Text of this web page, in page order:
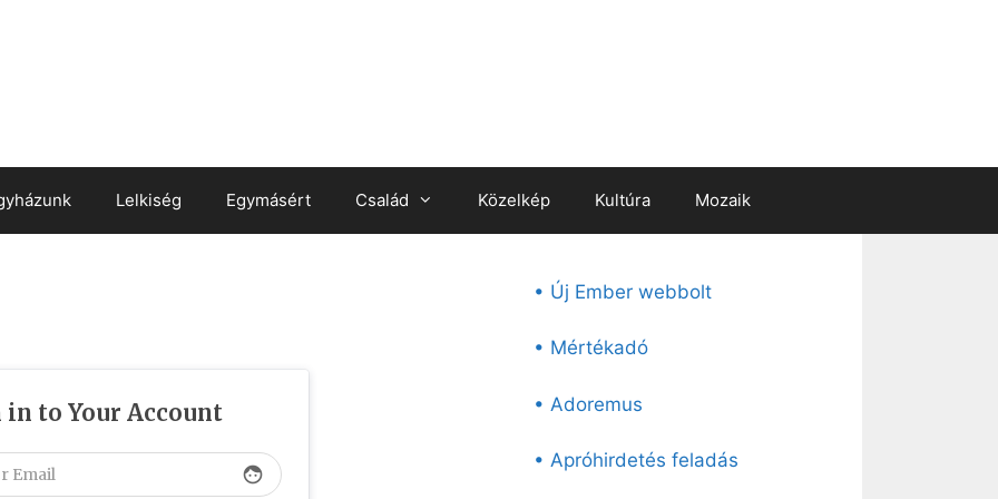
Lelkiség Egymásért Család Közelkép Kultúra Mozaik
in to Your Account
face
• Új Ember webbolt
• Mértékadó
• Adoremus
• Apróhirdetés feladás